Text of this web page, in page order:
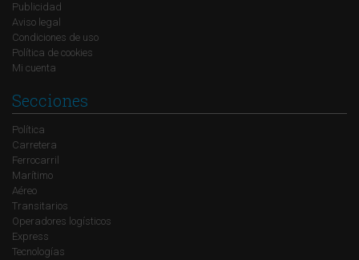
Publicidad
Aviso legal
Condiciones de uso
Política de cookies
Mi cuenta
Secciones
Política
Carretera
Ferrocarril
Marítimo
Aéreo
Transitarios
Operadores logísticos
Express
Tecnologías